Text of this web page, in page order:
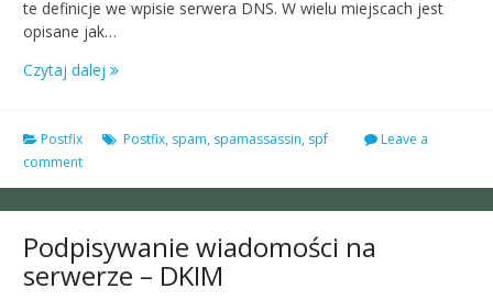
te definicje we wpisie serwera DNS. W wielu miejscach jest
opisane jak…
Czytaj dalej
Postfix Postfix, spam, spamassassin, spf
Leave a
comment
Podpisywanie wiadomości na
serwerze – DKIM